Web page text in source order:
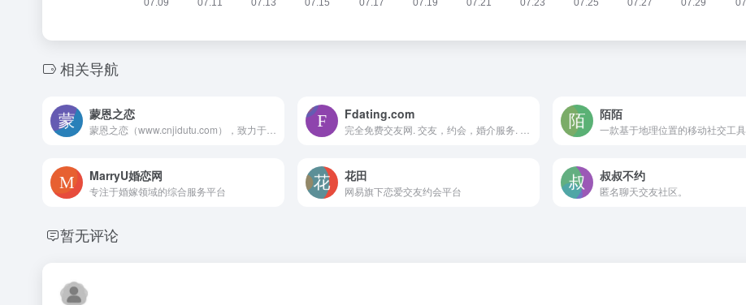
相关导航
蒙恩之恋 Fdating.com 陌陌
一款基于地理位置的移动社交工具
MarryU婚恋网
专注于婚嫁领域的综合服务平台
花田
网易旗下恋爱交友约会平台
叔叔不约
匿名聊天交友社区。
暂无评论